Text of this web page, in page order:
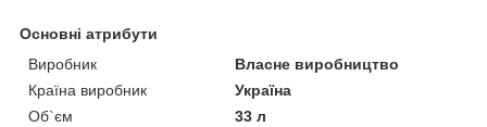
Основні атрибути
Виробник
Власне виробництво
Країна виробник
Україна
Об`єм
33 л